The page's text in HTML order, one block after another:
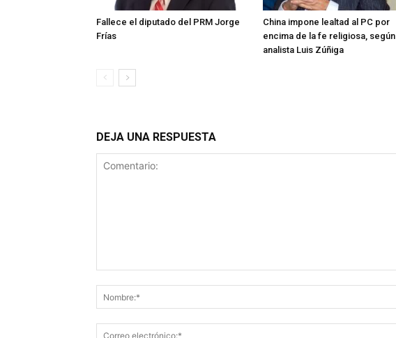
Fallece el diputado del PRM Jorge
Frías
China impone lealtad al PC por
encima de la fe religiosa, según
analista Luis Zúñiga
DEJA UNA RESPUESTA